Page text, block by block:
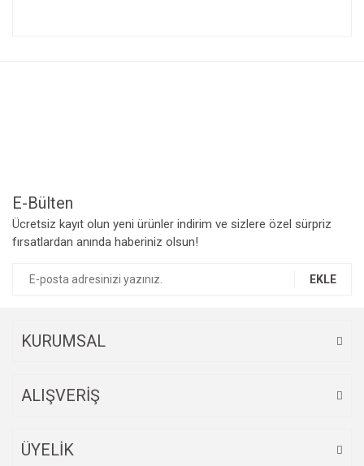
E-Bülten
Ücretsiz kayıt olun yeni ürünler indirim ve sizlere özel sürpriz
fırsatlardan anında haberiniz olsun!
EKLE
KURUMSAL
ALIŞVERİŞ
ÜYELİK